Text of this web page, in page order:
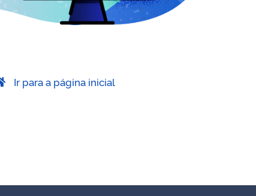
Ir para a página inicial